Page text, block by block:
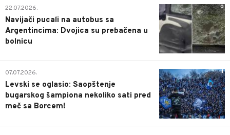
0
22.07.2026.
Navijači pucali na autobus sa
Argentincima: Dvojica su prebačena u
bolnicu
1
07.07.2026.
Levski se oglasio: Saopštenje
bugarskog šampiona nekoliko sati pred
meč sa Borcem!